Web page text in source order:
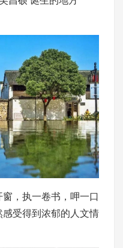
，执一卷书，呷一口
受得到浓郁的人文情